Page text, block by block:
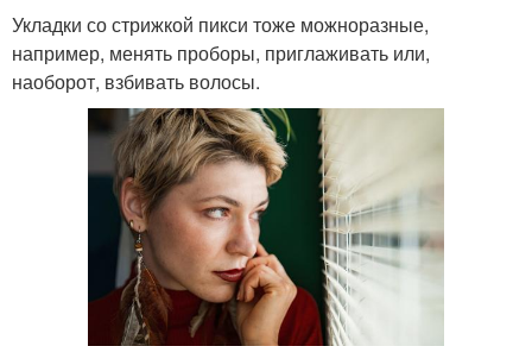
Укладки со стрижкой пикси тоже можноразные,
например, менять проборы, приглаживать или,
наоборот, взбивать волосы.